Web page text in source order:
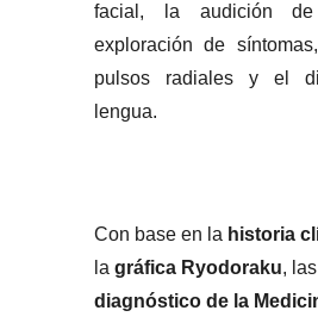
facial, la audición
exploración de
pulsos radiales y el
lengua.
Con base en la historia
la gráfica Ryodoraku, las
diagnóstico de la